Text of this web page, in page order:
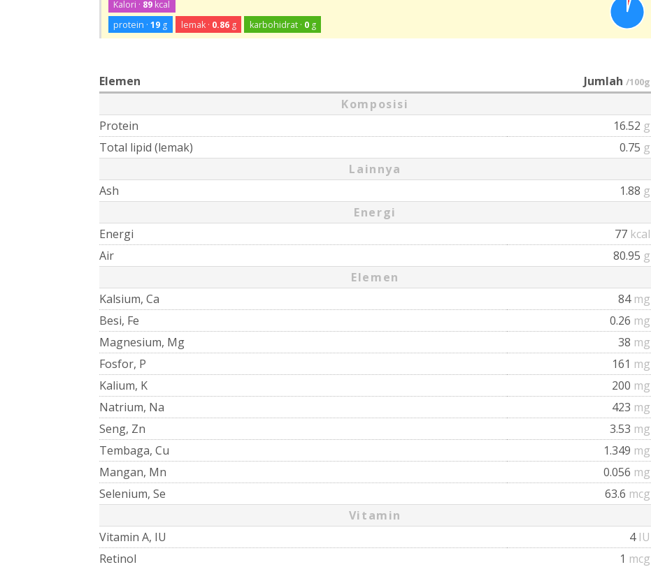
Kalori · 89 kcal
protein ·19 g lemak · 0.86g karbohidrat · 0g
Elemen Jumlah /100g
Komposisi
Protein
16.52 g
Total lipid (lemak)
0.75 g
Lainnya
Ash
1.88 g
Energi
Energi
77 kcal
Air
80.95 g
Elemen
Kalsium, Ca
84 mg
Besi, Fe
0.26 mg
Magnesium, Mg
38 mg
Fosfor, P
161 mg
Kalium, K
200 mg
Natrium, Na
423 mg
Seng, Zn
3.53 mg
Tembaga, Cu
1.349 mg
Mangan, Mn
0.056 mg
Selenium, Se
63.6 mcg
Vitamin
Vitamin A, IU
4 IU
Retinol
1 mcg